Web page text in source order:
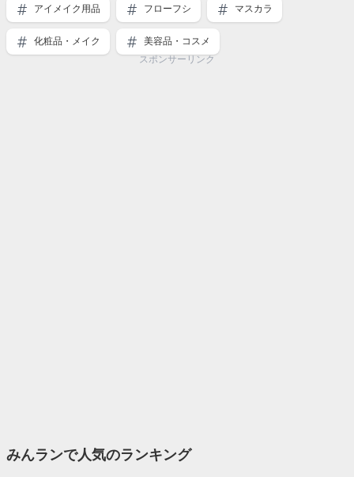
アイメイク用品 フローフシ マスカラ
化粧品・メイク
美容品・コスメ
スポンサーリンク
みんランで人気のランキング